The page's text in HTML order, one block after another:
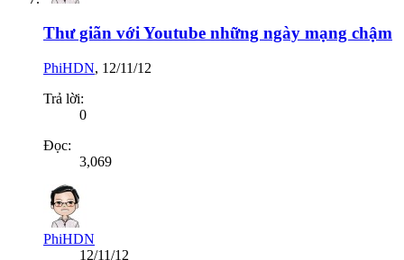
Thư giãn với Youtube những ngày mạng chậm
PhiHDN, 12/11/12
Trả lời:
0
Đọc:
3,069
PhiHDN
12/11/12